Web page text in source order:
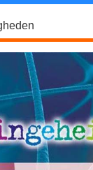
onderwijs
collega
& Hypotheek
school niveaus
laptop
nieuwsbrief
archief